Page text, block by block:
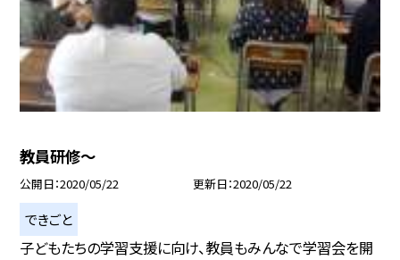
教員研修〜
公開日 2020/05/22 更新日 2020/05/22
できごと
子どもたちの学習支援に向け、教員もみんなで学習会を開